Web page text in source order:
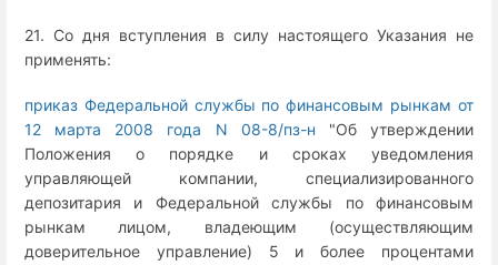
21. Со дня вступления в силу настоящего Указания не
применять:
приказ Федеральной службы по финансовым рынкам от
12 марта 2008 года N 08-8/пз-н "Об утверждении
Положения о порядке и сроках уведомления
управляющей компании, специализированного
депозитария и Федеральной службы по финансовым
рынкам лицом, владеющим (осуществляющим
доверительное управление) 5 и более процентами